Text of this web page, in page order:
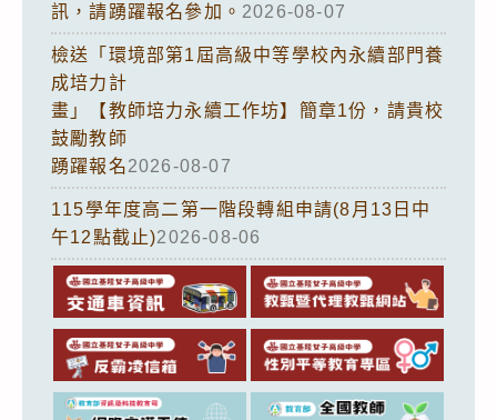
訊，請踴躍報名參加。 2026-08-07
檢送「環境部第1屆高級中等學校內永續部門養
成培力計
畫」【教師培力永續工作坊】簡章1份，請貴校
鼓勵教師
踴躍報名2026-08-07
115學年度高二第一階段轉組申請(8月13日中
午12點截止)2026-08-06